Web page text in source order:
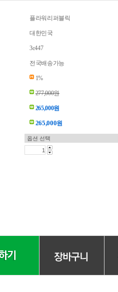
플라워리퍼블릭
대한민국
3c447
전국배송가능
1%
277,000원
265,000원
265,000원